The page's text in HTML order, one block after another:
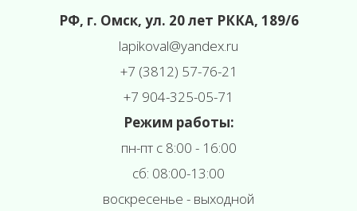
РФ, г. Омск, ул. 20 лет РККА, 189/6
lapikoval@yandex.ru
+7 (3812) 57-76-21
+7 904-325-05-71
Режим работы:
пн-пт с 8:00 - 16:00
сб: 08:00-13:00
воскресенье - выходной